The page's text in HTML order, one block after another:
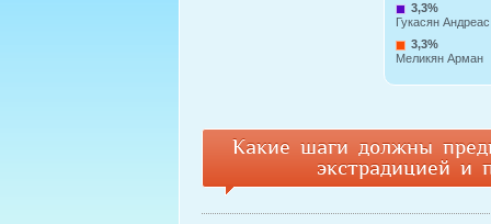
3,3%
Гукасян Андреас
3,3%
Меликян Арман
Какие шаги должны
экстрадицией и